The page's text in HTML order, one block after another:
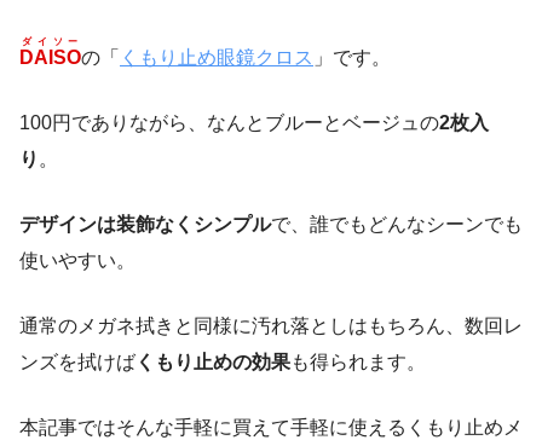
DAISO
ダイソー
の「 くもり止め眼鏡クロス 」です。
100円でありながら、なんとブルーとベージュの2枚入
り 。
デザインは装飾なくシンプルで、誰でもどんなシーンでも
使いやすい。
通常のメガネ拭きと同様に汚れ落としはもちろん、数回レ
ンズを拭けば くもり止めの効果も得られます。
本記事ではそんな手軽に買えて手軽に使えるくもり止めメ